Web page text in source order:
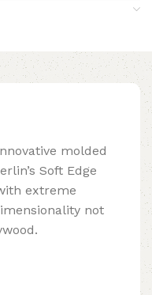
molded
Soft Edge
extreme
not